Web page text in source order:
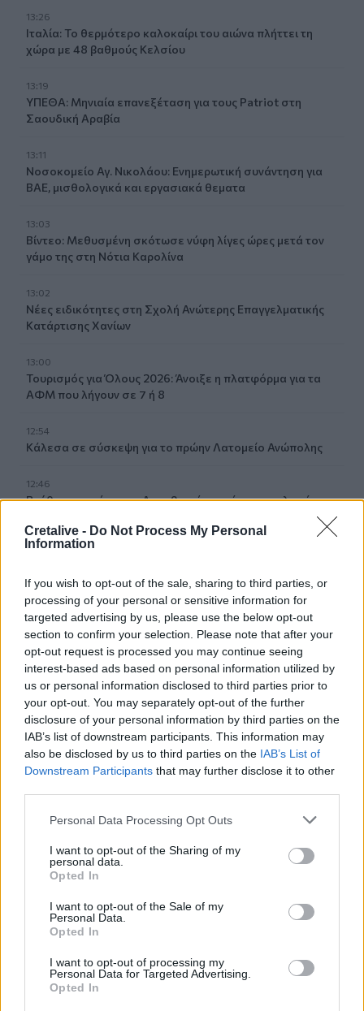
Cretalive - Do Not Process My Personal
Information
If you wish to opt-out of the sale, sharing to third parties, or
processing of your personal or sensitive information for
targeted advertising by us, please use the below opt-out
section to confirm your selection. Please note that after your
opt-out request is processed you may continue seeing
interest-based ads based on personal information utilized by
us or personal information disclosed to third parties prior to
your opt-out. You may separately opt-out of the further
disclosure of your personal information by third parties on the
IAB’s list of downstream participants. This information may
also be disclosed by us to third parties on the IAB’s List of
Downstream Participants that may further disclose it to other
Personal Data Processing Opt Outs
I want to opt-out of the Sharing of my
personal data.
Opted In
I want to opt-out of the Sale of my
Personal Data.
Opted In
I want to opt-out of processing my
Personal Data for Targeted Advertising.
Opted In
13:26
Ιταλία: Το θερμότερο καλοκαίρι του αιώνα πλήττει τη
χώρα με 48 βαθμούς Κελσίου
13:19
ΥΠΕΘΑ: Μηνιαία επανεξέταση για τους Patriot στη
Σαουδική Αραβία
13:11
Νοσοκομείο Αγ. Νικολάου: Ενημερωτική συνάντηση για
ΒΑΕ, μισθολογικά και εργασιακά θεματα
13:03
Βίντεο: Μεθυσμένη σκότωσε νύφη λίγες ώρες μετά τον
γάμο της στη Νότια Καρολίνα
13:02
Νέες ειδικότητες στη Σχολή Ανώτερης Επαγγελματικής
Κατάρτισης Χανίων
13:00
Τουρισμός για Όλους 2026: Άνοιξε η πλατφόρμα για τα
ΑΦΜ που λήγουν σε 7 ή 8
12:54
Κάλεσα σε σύσκεψη για το πρώην Λατομείο Ανώπολης
12:46
Βρέθηκε σορός στον Λυκαβηττό κοντά στο εκκλησάκι
12:42
επώδυνο», λέει ο γιος του
12:38
Χανιά: Διεθνές Συνέδριο για τη Βιολογία των Φορέων
Μεταδοτικών Ασθενειών
12:33
Στις φλόγες δύο διυλιστήρια πετρελαίου στη Ρωσία μετά
από ουκρανική επίθεση με drones
12:29
Οι «αγκαζαρισμένες» ξαπλώστρες στις παραλίες
Δήμος Βιάννου: Χιλιάδες επισκέπτες κάθε ηλικίας στην
8η Γιορτή Μπανάνας
υψηλών θερμοκρασιών και της ενίσχυσης των ανέμων
8χρονος τραυματίστηκε στο κεφάλι μετά από βουτιά σε
παραλία της Χαλκιδικής